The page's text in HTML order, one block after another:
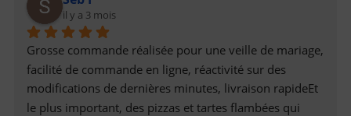
il y a 3 mois
Grosse commande réalisée pour une veille de mariage,
facilité de commande en ligne, réactivité sur des
modifications de dernières minutes, livraison rapideEt
le plus important, des pizzas et tartes flambées qui